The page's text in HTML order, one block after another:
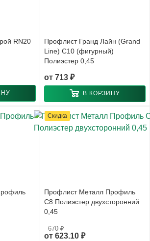
RN20
Профлист Гранд Лайн (Grand
Line) С10 (фигурный)
Полиэстер 0,45
от 713 ₽
В КОРЗИНУ
Скидка
Профлист Металл Профиль
С8 Полиэстер двухсторонний
0,45
от 623.10 ₽
670 ₽